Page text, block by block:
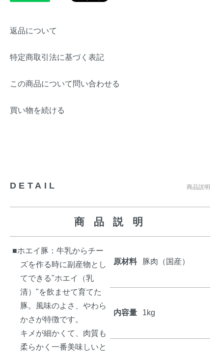
返品について
特定商取引法に基づく表記
この商品について問い合わせる
買い物を続ける
DETAIL 商品説明
商 品 説 明
■ホエイ豚：牛乳からチー
ズを作る時に副産物とし
てできる"ホエイ（乳
清）"を飲ませて育てた
豚。風味のよさ、やわら
かさが特徴です。
キメが細かくて、肉質も
柔らかく一番美味しいと
原材料 豚肉（国産）
内容量 1kg